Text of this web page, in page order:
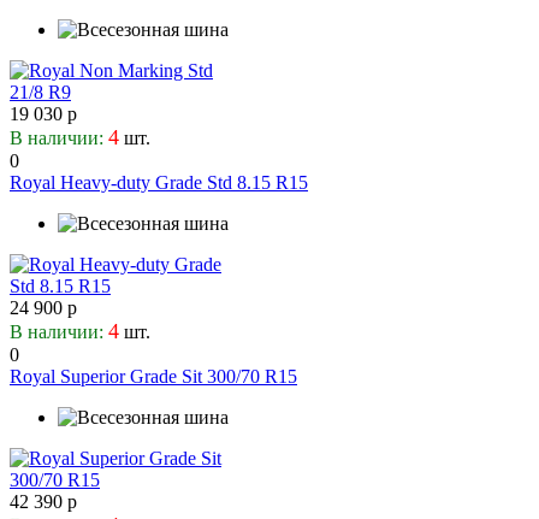
19 030 р
В наличии: 4 шт.
0
Royal Heavy-duty Grade Std 8.15 R15
24 900 р
В наличии: 4 шт.
0
Royal Superior Grade Sit 300/70 R15
42 390 р